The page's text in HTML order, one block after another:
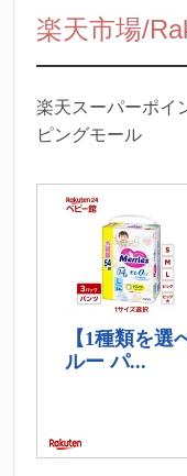
楽天市場/
楽天スーパーポイ
ピングモール